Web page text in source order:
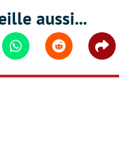
aussi...
WhatsappReddit